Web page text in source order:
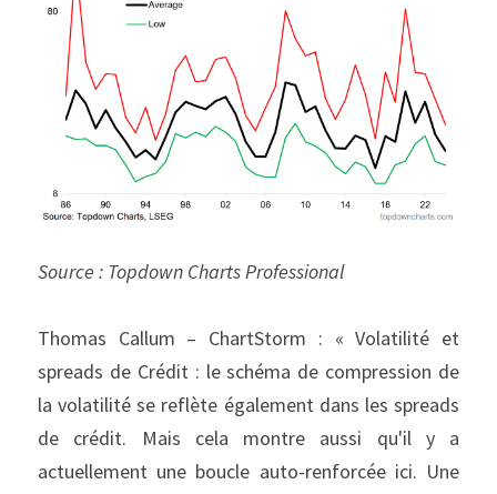
Source : Topdown Charts Professional
Thomas Callum – ChartStorm : « Volatilité et
spreads de Crédit : le schéma de compression de
la volatilité se reflète également dans les spreads
de crédit. Mais cela montre aussi qu'il y a
actuellement une boucle auto-renforcée ici. Une